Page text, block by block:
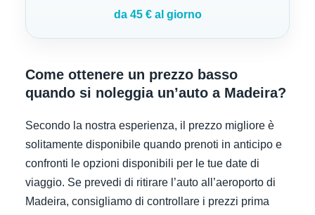
da 45 € al giorno
Come ottenere un prezzo basso
quando si noleggia un’auto a Madeira?
Secondo la nostra esperienza, il prezzo migliore è
solitamente disponibile quando prenoti in anticipo e
confronti le opzioni disponibili per le tue date di
viaggio. Se prevedi di ritirare l’auto all’aeroporto di
Madeira, consigliamo di controllare i prezzi prima